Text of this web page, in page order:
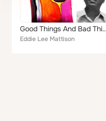
Good Things
Eddie Lee Mattison